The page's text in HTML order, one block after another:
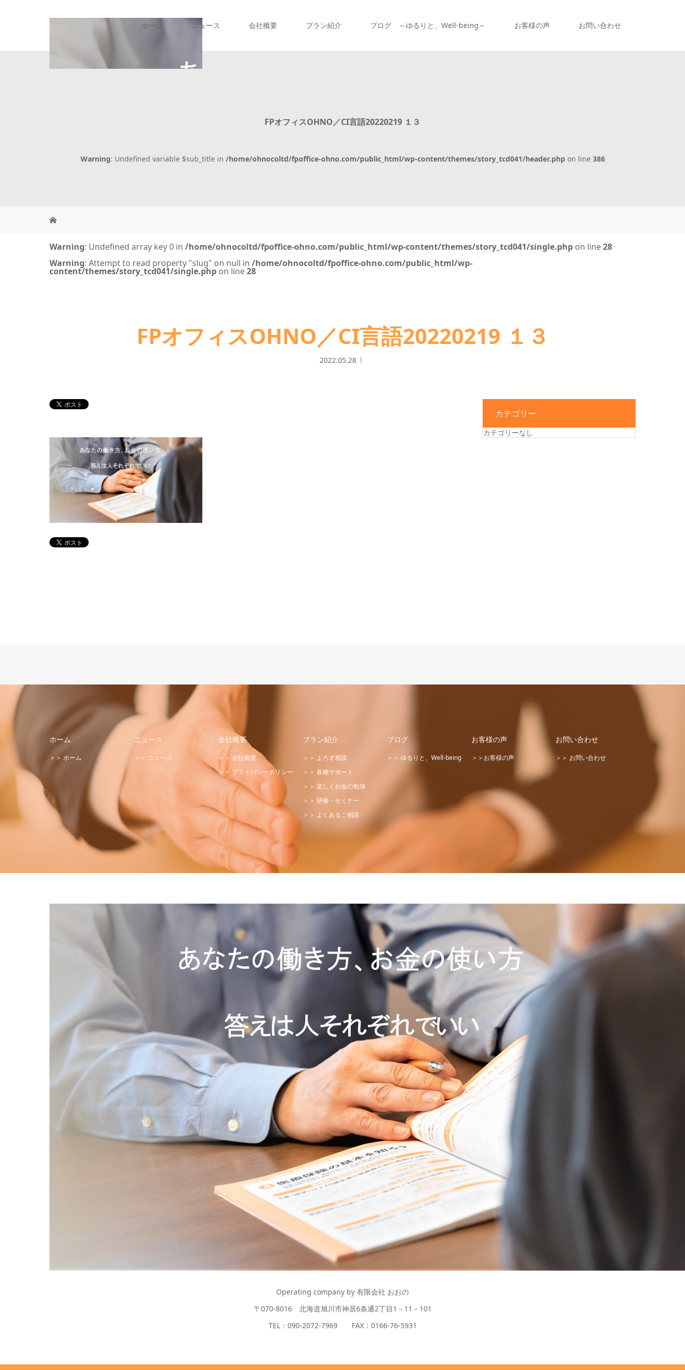
ホーム ニュース 会社概要 プラン紹介 ブログ ～ゆるりと、Well-being～ お客様の声 お問い合わせ
FPオフィスOHNO／CI言語20220219 １３
Warning: Undefined variable $sub_title in /home/ohnocoltd/fpoffice-ohno.com/public_html/wp-content/themes/story_tcd041/header.phpon line 386
Warning: Undefined array key 0 in /home/ohnocoltd/fpoffice-ohno.com/public_html/wp-content/themes/story_tcd041/single.php on line28
Warning: Attempt to read property "slug" on null in /home/ohnocoltd/fpoffice-ohno.com/public_html/wp-
content/themes/story_tcd041/single.php on line28
FPオフィスOHNO／CI言語20220219 １３
2022.05.28
カテゴリー
カテゴリーなし
ホーム
＞＞ ホーム
ニュース
＞＞ ニュース
会社概要
＞＞ 会社概要
＞＞ プライバシーポリシー
プラン紹介
＞＞ よろず相談
＞＞ 各種サポート
＞＞ 楽しくお金の勉強
＞＞ 研修・セミナー
＞＞ よくあるご相談
ブログ
＞＞ ゆるりと、Well-being
お客様の声
＞＞お客様の声
お問い合わせ
＞＞ お問い合わせ
Operating company by 有限会社 おおの
〒070-8016 北海道旭川市神居6条通2丁目1－11－101
TEL：090-2072-7969 FAX：0166-76-5931